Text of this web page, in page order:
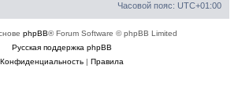
Часовой пояс: UTC+01:00
phpBB® Forum Software © phpBB Limited
Русская поддержка phpBB
Конфиденциальность| Правила